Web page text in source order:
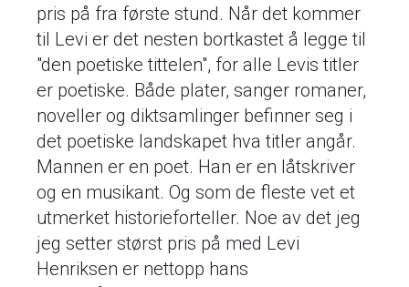
pris på fra første stund. Når det kommer
til Levi er det nesten bortkastet å legge til
"den poetiske tittelen", for alle Levis titler
er poetiske. Både plater, sanger romaner,
noveller og diktsamlinger befinner seg i
det poetiske landskapet hva titler angår.
Mannen er en poet. Han er en låtskriver
og en musikant. Og som de fleste vet et
utmerket historieforteller. Noe av det jeg
jeg setter størst pris på med Levi
Henriksen er nettopp hans